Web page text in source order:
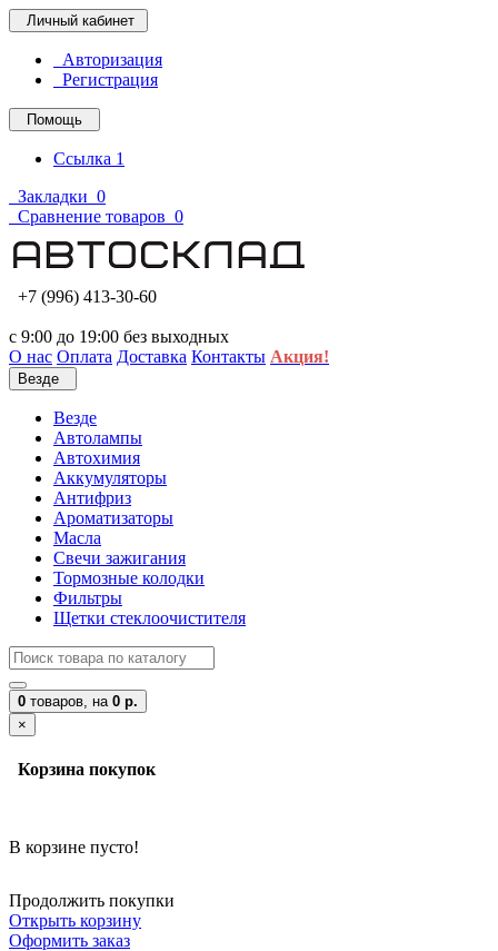
Личный кабинет
Авторизация
Регистрация
Помощь
Ссылка 1
Закладки 0
Сравнение товаров 0
+7 (996) 413-30-60
с 9:00 до 19:00 без выходных
О нас Оплата Доставка Контакты Акция!
Везде
Везде
Автолампы
Автохимия
Аккумуляторы
Антифриз
Ароматизаторы
Масла
Свечи зажигания
Тормозные колодки
Фильтры
Щетки стеклоочистителя
0 товаров, на 0 р.
×
Корзина покупок
В корзине пусто!
Продолжить покупки
Открыть корзину
Оформить заказ